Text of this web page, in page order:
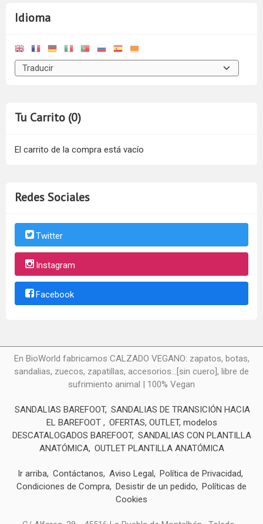
Idioma
Tu Carrito (0)
El carrito de la compra está vacío
Redes Sociales
Twitter
Instagram
Facebook
En BioWorld fabricamos CALZADO VEGANO: zapatos, botas,
sandalias, zuecos, zapatillas, accesorios...[sin cuero], libre de
sufrimiento animal | 100% Vegan
SANDALIAS BAREFOOT SANDALIAS DE TRANSICIÓN HACIA
EL BAREFOOT
OFERTAS, OUTLET, modelos
DESCATALOGADOS BAREFOOT SANDALIAS CON PLANTILLA
ANATÓMICA OUTLET PLANTILLA ANATÓMICA
Ir arriba Contáctanos Aviso Legal
Política de Privacidad
Condiciones de Compra Desistir de un pedido
Políticas de
Cookies